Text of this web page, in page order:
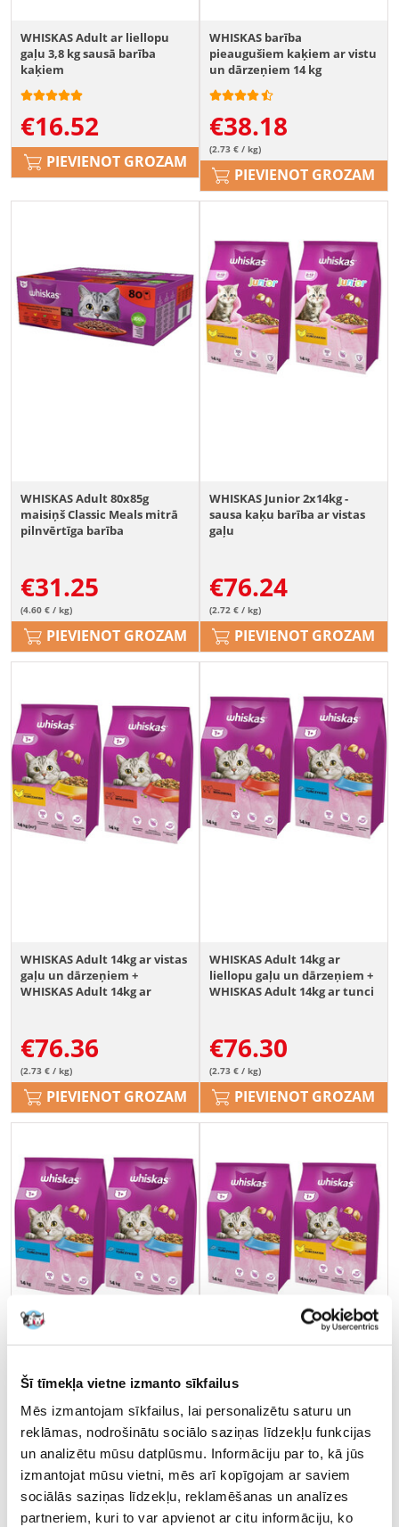
Šī tīmekļa vietne izmanto sīkfailus
Mēs izmantojam sīkfailus, lai personalizētu saturu un
reklāmas, nodrošinātu sociālo saziņas līdzekļu funkcijas
un analizētu mūsu datplūsmu. Informāciju par to, kā jūs
izmantojat mūsu vietni, mēs arī kopīgojam ar saviem
sociālās saziņas līdzekļu, reklamēšanas un analīzes
partneriem, kuri to var apvienot ar citu informāciju, ko
WHISKAS Adult ar liellopu
gaļu 3,8 kg sausā barība
kaķiem
€16.52
PIEVIENOT GROZAM
WHISKAS barība
pieaugušiem kaķiem ar vistu
un dārzeņiem 14 kg
€38.18
(2.73 € / kg)
PIEVIENOT GROZAM
WHISKAS Adult 80x85g
maisiņš Classic Meals mitrā
pilnvērtīga barība
jēra gaļas un mājputnu gaļas
mērces gabaliņiem.
€31.25
(4.60 € / kg)
PIEVIENOT GROZAM
WHISKAS Junior 2x14kg -
sausa kaķu barība ar vistas
gaļu
€76.24
(2.72 € / kg)
PIEVIENOT GROZAM
WHISKAS Adult 14kg ar vistas
gaļu un dārzeņiem +
WHISKAS Adult 14kg ar
€76.36
(2.73 € / kg)
PIEVIENOT GROZAM
WHISKAS Adult 14kg ar
liellopu gaļu un dārzeņiem +
WHISKAS Adult 14kg ar tunci
€76.30
(2.73 € / kg)
PIEVIENOT GROZAM
WHISKAS Adult 2x14kg -
sausā kaķu barība ar tunci
un dārzeņiem
€75.48
WHISKAS Adult 14kg ar vistu
un dārzeņiem + WHISKAS
Adult 14kg ar tunci un
dārzeņiem
€76.30